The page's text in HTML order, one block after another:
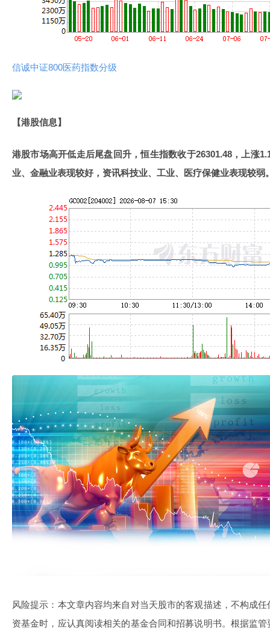
信诚中证800医药指数分级
【港股信息】
港股市场高开低走后尾盘回升，恒生指数收于26301.48，上涨
业、金融业表现较好，资讯科技业、工业、医疗保健业表现较弱
风险提示：本文章内容均来自对当天股市的客观描述，不构成
资基金时，应认真阅读相关的基金合同和招募说明书。根据监